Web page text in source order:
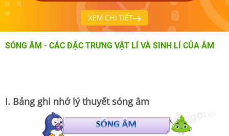
XEM CHI TIẾT
SÓNG ÂM - CÁC ĐẶC TRƯNG VẬT LÍ VÀ SINH LÍ CỦA ÂM
I. Bảng ghi nhớ lý thuyết sóng âm